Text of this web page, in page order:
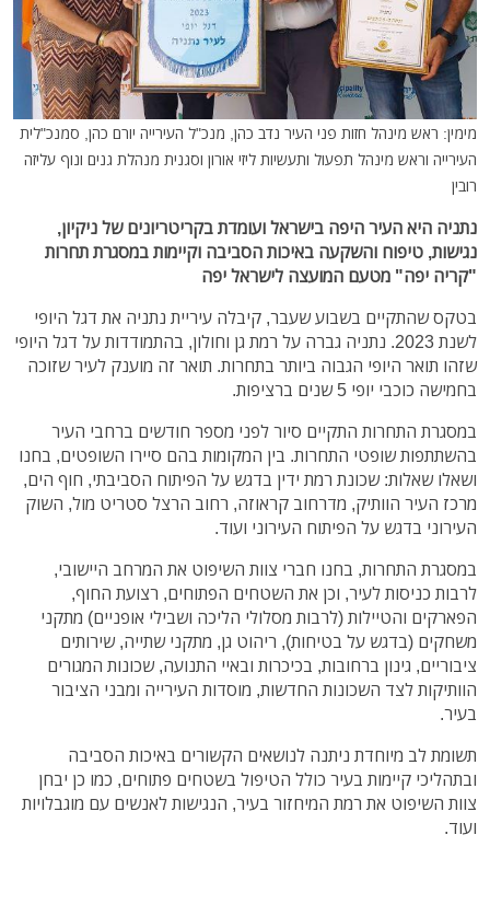
מימין: ראש מינהל חזות פני העיר נדב כהן, מנכ"ל העירייה יורם כהן, סמנכ"לית
העירייה וראש מינהל תפעול ותעשיות ליזי אורון וסגנית מנהלת גנים ונוף עליזה
רובין
נתניה היא העיר היפה בישראל ועומדת בקריטריונים של ניקיון,
נגישות, טיפוח והשקעה באיכות הסביבה וקיימות במסגרת תחרות
"קריה יפה" מטעם המועצה לישראל יפה
בטקס שהתקיים בשבוע שעבר, קיבלה עיריית נתניה את דגל היופי
לשנת 2023. נתניה גברה על רמת גן וחולון, בהתמודדות על דגל היופי
שזהו תואר היופי הגבוה ביותר בתחרות. תואר זה מוענק לעיר שזוכה
בחמישה כוכבי יופי 5 שנים ברציפות.
במסגרת התחרות התקיים סיור לפני מספר חודשים ברחבי העיר
בהשתתפות שופטי התחרות. בין המקומות בהם סיירו השופטים, בחנו
ושאלו שאלות: שכונת רמת ידין בדגש על הפיתוח הסביבתי, חוף הים,
מרכז העיר הוותיק, מדרחוב קראוזה, רחוב הרצל סטריט מול, השוק
העירוני בדגש על הפיתוח העירוני ועוד.
במסגרת התחרות, בחנו חברי צוות השיפוט את המרחב היישובי,
לרבות כניסות לעיר, וכן את השטחים הפתוחים, רצועת החוף,
הפארקים והטיילות (לרבות מסלולי הליכה ושבילי אופניים) מתקני
משחקים (בדגש על בטיחות), ריהוט גן, מתקני שתייה, שירותים
ציבוריים, גינון ברחובות, בכיכרות ובאיי התנועה, שכונות המגורים
הוותיקות לצד השכונות החדשות, מוסדות העירייה ומבני הציבור
בעיר.
תשומת לב מיוחדת ניתנה לנושאים הקשורים באיכות הסביבה
ובתהליכי קיימות בעיר כולל הטיפול בשטחים פתוחים, כמו כן יבחן
צוות השיפוט את רמת המיחזור בעיר, הנגישות לאנשים עם מוגבלויות
ועוד.